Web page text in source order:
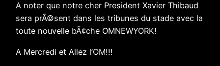
A noter que notre cher President Xavier Thibaud
sera prÃ©sent dans les tribunes du stade avec la
toute nouvelle bÃ¢che OMNEWYORK!
A Mercredi et Allez l’OM!!!